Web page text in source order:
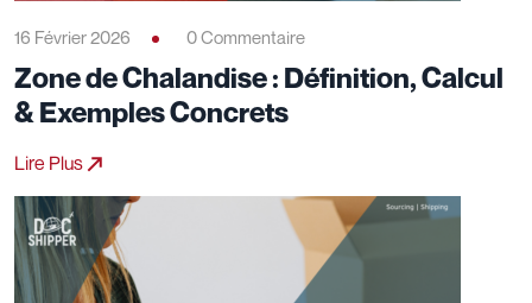
16 Février 2026 0 Commentaire
Zone de Chalandise : Définition, Calcul
& Exemples Concrets
Lire Plus